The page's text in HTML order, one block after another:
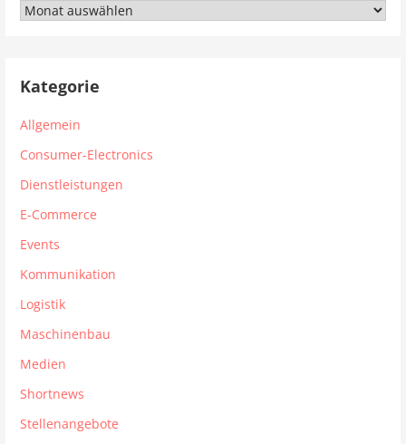
Archiv
Kategorie
Allgemein
Consumer-Electronics
Dienstleistungen
E-Commerce
Events
Kommunikation
Logistik
Maschinenbau
Medien
Shortnews
Stellenangebote